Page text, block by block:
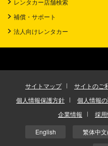
レンタカー店舗検索
補償・サポート
法人向けレンタカー
サイトマップ サイトのご
個人情報保護方針
個人情報
企業情報
採
English 繁体中